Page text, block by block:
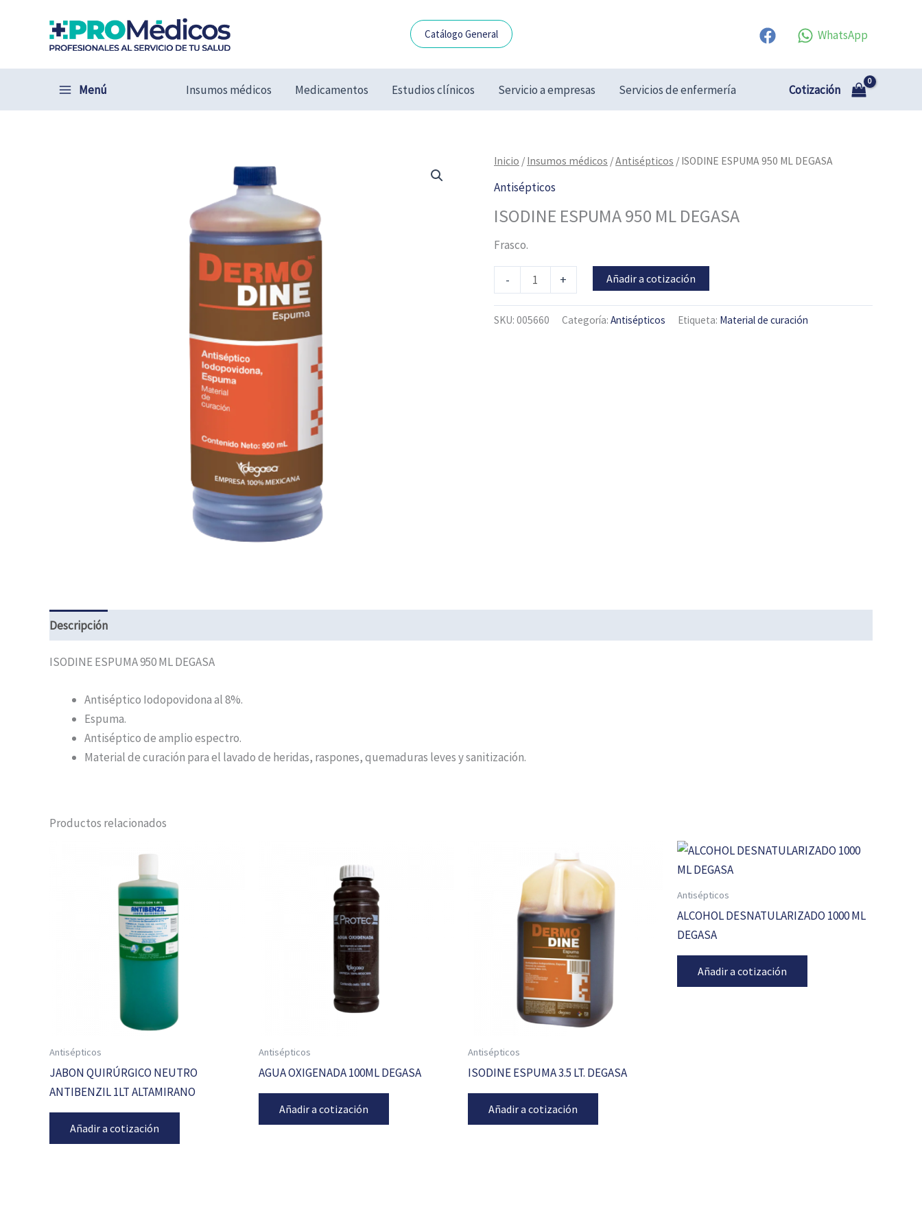
contenido
Catálogo General WhatsApp
Menú Insumos médicos Medicamentos Estudios clínicos Servicio a empresas Servicios de enfermería Cotización
Inicio / Insumos médicos /Antisépticos / ISODINE ESPUMA 950 ML DEGASA
Antisépticos
ISODINE ESPUMA 950 ML DEGASA
Frasco.
-
ISODINE
ESPUMA
ML
DEGASA
+ Añadir a cotización
SKU: 005660 Categoría: Antisépticos Etiqueta: Material de curación
Descripción
ISODINE ESPUMA 950 ML DEGASA
Antiséptico Iodopovidona al 8%.
Espuma.
Antiséptico de amplio espectro.
Material de curación para el lavado de heridas, raspones, quemaduras leves y sanitización.
Productos relacionados
Antisépticos
JABON QUIRÚRGICO NEUTRO
ANTIBENZIL 1LT ALTAMIRANO
Añadir a cotización
Antisépticos
AGUA OXIGENADA 100ML DEGASA
Añadir a cotización
Antisépticos
ISODINE ESPUMA 3.5 LT. DEGASA
Añadir a cotización
Antisépticos
ALCOHOL DESNATULARIZADO 1000 ML
DEGASA
Añadir a cotización